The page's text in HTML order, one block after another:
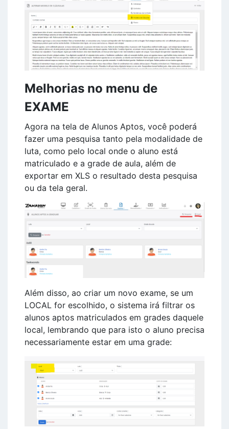
Melhorias no menu de
EXAME
Agora na tela de Alunos Aptos, você poderá
fazer uma pesquisa tanto pela modalidade de
luta, como pelo local onde o aluno está
matriculado e a grade de aula, além de
exportar em XLS o resultado desta pesquisa
ou da tela geral.
Além disso, ao criar um novo exame, se um
LOCAL for escolhido, o sistema irá filtrar os
alunos aptos matriculados em grades daquele
local, lembrando que para isto o aluno precisa
necessariamente estar em uma grade: